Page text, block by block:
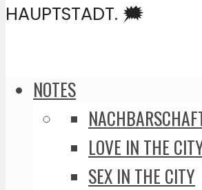
HAUPTSTADT. 🗯️
NOTES
LOVE IN THE
SEX IN THE CITY